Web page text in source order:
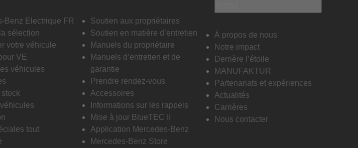
Benz Electrique FR
sélection
votre véhicule
VE
véhicules
tout
Soutien aux propriétaires
Soutien en matière d’entretien
Manuels du propriétaire
Manuels d’entretien et de
garantie
Prendre rendez-vous
Accessoires
Informations sur les rappels
Mise à jour BlueTEC II
Application Mercedes-Benz
Mercedes-Benz Store
À propos de nous
Notre impact
Derrière l’étoile
MANUFAKTUR
Partenariats et expériences
Actualités
Carrières
Nous contacter